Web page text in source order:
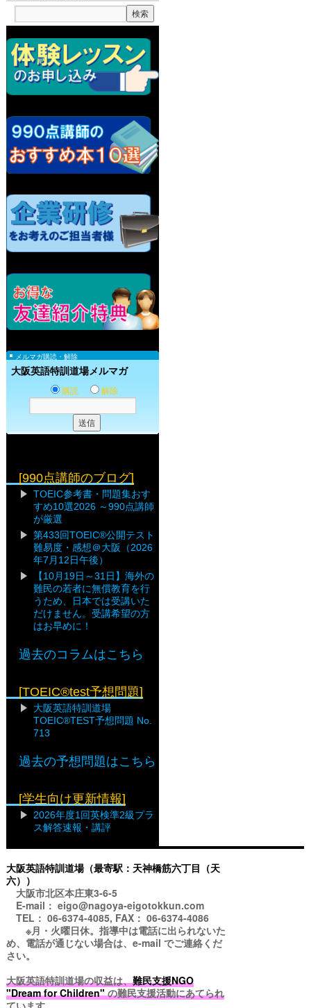
メルマガ購読・解除
大阪英語特訓道場メルマガ
購読 解除
[990点講師のブログ]
TOEIC参考書・問題集おす
すめ10選2026 ～990点講師
が厳選
第433回TOEIC®公開テスト
難易度・感想＠大阪（2026
年7月12日午後）
【10月19日～31日】海外の
難民の若者に無償教育を行
うため、日本では受講いた
だけません。受講希望の方
はお早めに！
過去のコラムはこちら
[TOEIC®test予想問題]
大阪英語特訓道場
TOEIC®TEST予想問題 No.
713
過去の予想問題はこちら
[学生向け更新情報]
2026年度1回英検準2級プラ
ス解答速報・講評
大阪英語特訓道場（最寄駅：天神橋筋六丁目（天
六））
大阪市北区本庄東3-6-5
E-mail： eigo@nagoya-eigotokkun.com
TEL： 06-6374-4085, FAX： 06-6374-4086
※月・火曜日休。指導中は電話に出られないた
め、電話が通じない場合は、e-mail でご連絡くだ
さい。
大阪英語特訓道場の収益は、難民支援NGO
"Dream for Children"の難民支援活動にあてられ